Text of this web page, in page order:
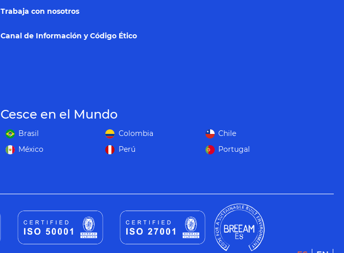
Trabaja con nosotros
Canal de Información y Código Ético
Cesce en el Mundo
Brasil Colombia
Chile
México
Perú Portugal